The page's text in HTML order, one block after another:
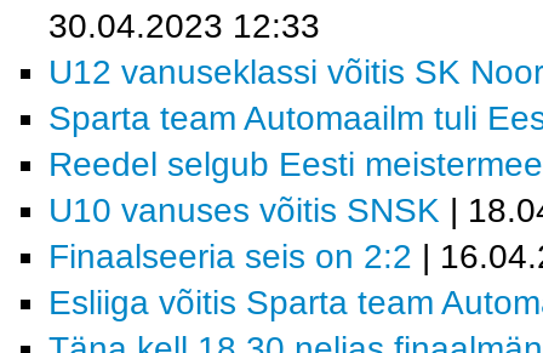
30.04.2023 12:33
U12 vanuseklassi võitis SK
Sparta team Automaailm tuli
Reedel selgub Eesti
U10 vanuses võitis SNSK |
Finaalseeria seis on 2:2 |
Esliiga võitis Sparta team